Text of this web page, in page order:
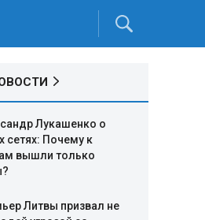
Лукашенко о
сетях: Почему к
вышли только
Литвы призвал не